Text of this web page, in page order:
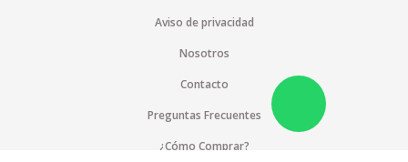
Aviso de privacidad
Nosotros
Contacto
Preguntas Frecuentes
¿Cómo Comprar?